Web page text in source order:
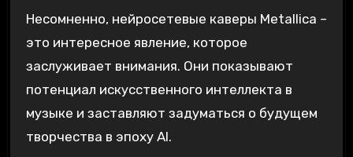
Несомненно‚ нейросетевые каверы Metallica –
это интересное явление‚ которое
заслуживает внимания. Они показывают
потенциал искусственного интеллекта в
музыке и заставляют задуматься о будущем
творчества в эпоху AI.